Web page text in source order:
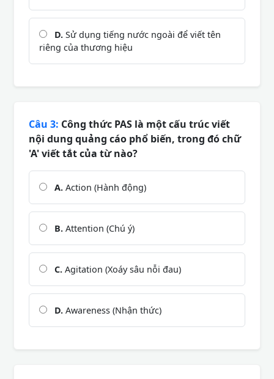
D. Sử dụng tiếng nước ngoài để viết tên
riêng của thương hiệu
Câu 3: Công thức PAS là một cấu trúc viết
nội dung quảng cáo phổ biến, trong đó chữ
'A' viết tắt của từ nào?
A. Action (Hành động)
B. Attention (Chú ý)
C. Agitation (Xoáy sâu nỗi đau)
D. Awareness (Nhận thức)